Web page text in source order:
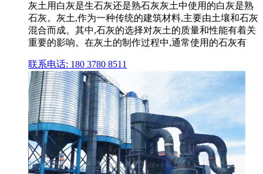
灰土用白灰是生石灰还是熟石灰灰土中使用的白灰是熟
石灰。灰土,作为一种传统的建筑材料,主要由土壤和石灰
混合而成。其中,石灰的选择对灰土的质量和性能有着关
重要的影响。在灰土的制作过程中,通常使用的石灰有
联系电话: 180 3780 8511